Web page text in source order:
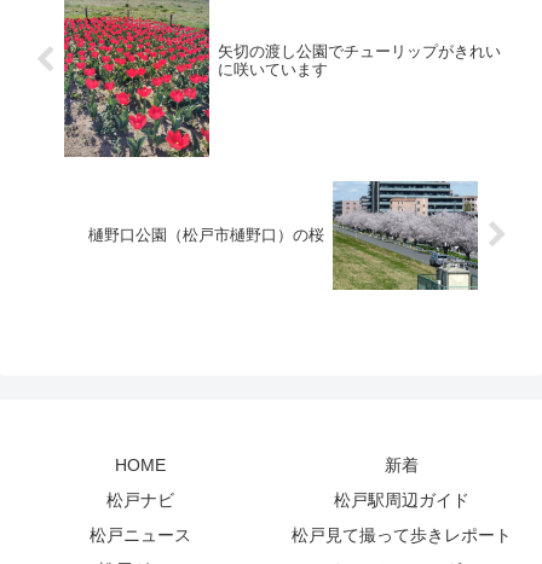
矢切の渡し公園でチューリップがきれい
に咲いています
樋野口公園（松戸市樋野口）の桜
HOME
新着
松戸ナビ
松戸駅周辺ガイド
松戸ニュース
松戸見て撮って歩きレポート